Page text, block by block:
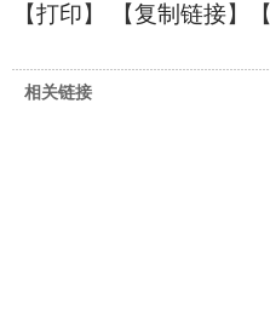
【打印】 【复制链接】【
相关链接